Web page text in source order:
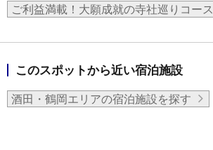
ご利益満載！大願成就の寺社巡りコース
このスポットから近い宿泊施設
酒田・鶴岡エリアの宿泊施設を探す